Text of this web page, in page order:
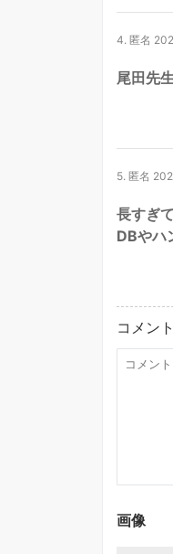
4. 匿名
尾田先
5. 匿名
長すぎ
DBやハ
コメン
画像